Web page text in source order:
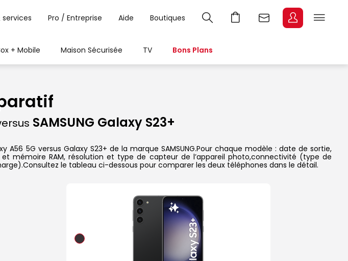
services Pro / Entreprise Aide Boutiques
+ Mobile Maison Sécurisée TV Bons Plans
SAMSUNG Galaxy S23+
5G versus Galaxy S23+ de la marque SAMSUNG.Pour chaque modèle : date de sortie,
mémoire RAM, résolution et type de capteur de l’appareil photo,connectivité (type de
le tableau ci-dessous pour comparer les deux téléphones dans le détail.